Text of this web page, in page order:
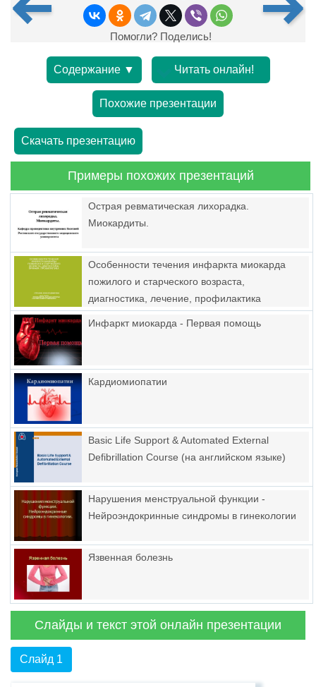
Помогли? Поделись!
Содержание ▼ Читать онлайн!
Похожие презентации
Скачать презентацию
Примеры похожих презентаций
Острая ревматическая лихорадка.
Миокардиты.
Особенности течения инфаркта миокарда
пожилого и старческого возраста,
диагностика, лечение, профилактика
Инфаркт миокарда - Первая помощь
Кардиомиопатии
Basic Life Support & Automated External
Defibrillation Course (на английском языке)
Нарушения менструальной функции -
Нейроэндокринные синдромы в гинекологии
Язвенная болезнь
Слайды и текст этой онлайн презентации
Слайд 1